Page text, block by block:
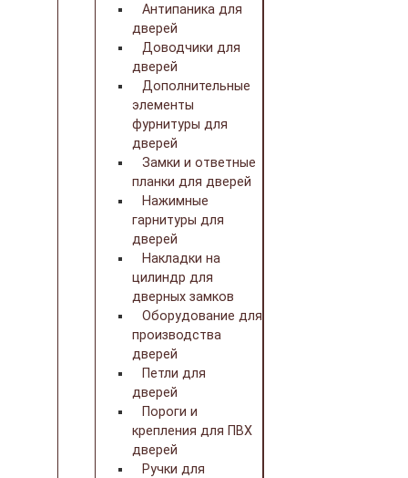
Антипаника для
дверей
Доводчики для
дверей
Дополнительные
элементы
фурнитуры для
дверей
Замки и ответные
планки для дверей
Нажимные
гарнитуры для
дверей
Накладки на
цилиндр для
дверных замков
Оборудование для
производства
дверей
Петли для
дверей
Пороги и
крепления для ПВХ
дверей
Ручки для